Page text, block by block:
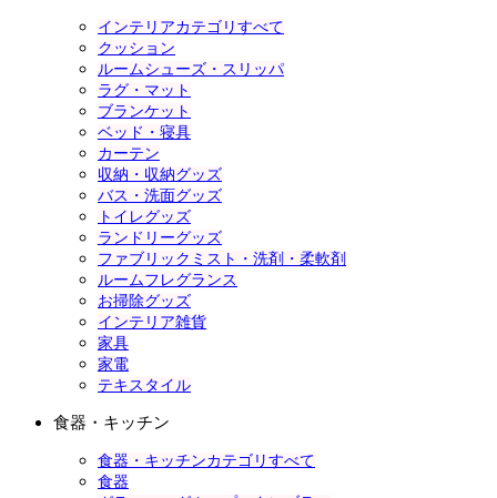
インテリアカテゴリすべて
クッション
ルームシューズ・スリッパ
ラグ・マット
ブランケット
ベッド・寝具
カーテン
収納・収納グッズ
バス・洗面グッズ
トイレグッズ
ランドリーグッズ
ファブリックミスト・洗剤・柔軟剤
ルームフレグランス
お掃除グッズ
インテリア雑貨
家具
家電
テキスタイル
食器・キッチン
食器・キッチンカテゴリすべて
食器